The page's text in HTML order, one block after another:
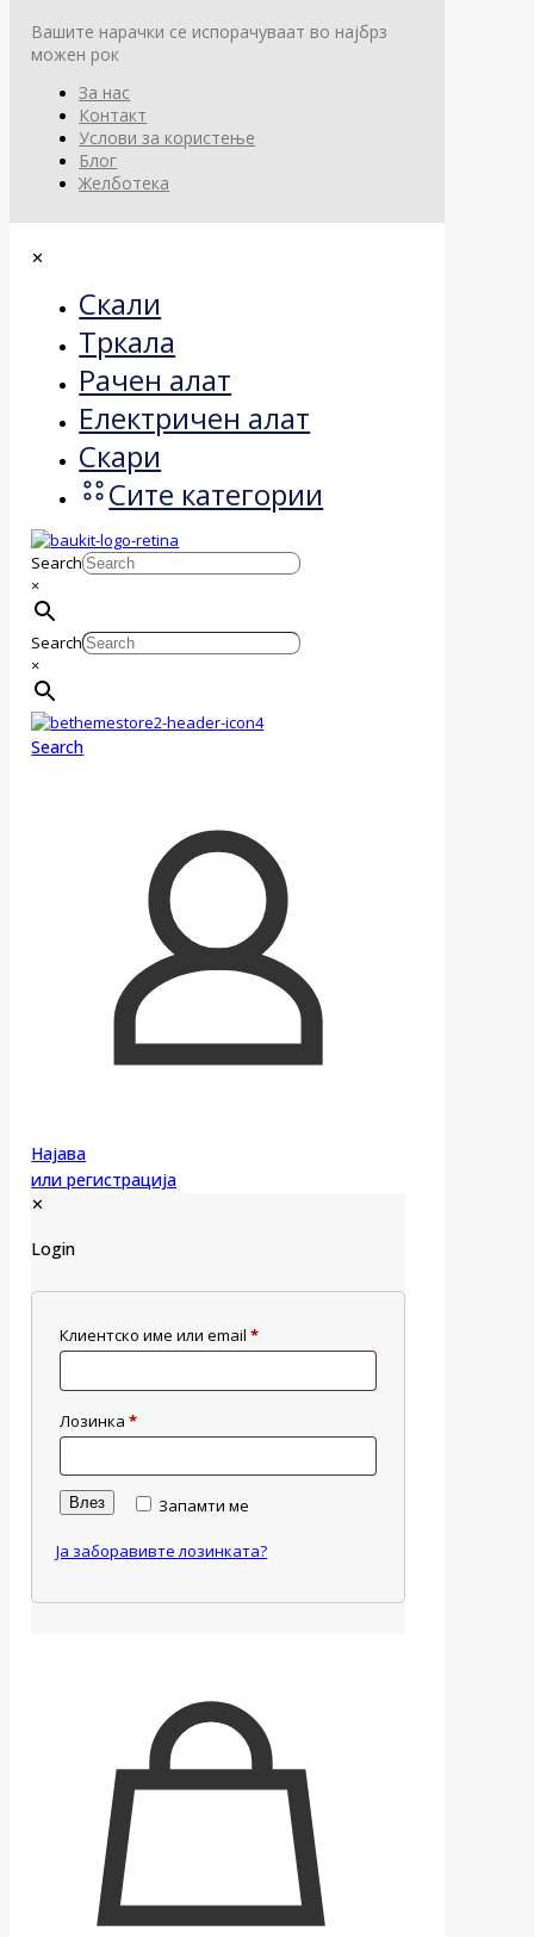
Вашите нарачки се испорачуваат во најбрз
можен рок
За нас
Контакт
Услови за користење
Блог
Желботека
✕
Скали
Тркала
Рачен алат
Електричен алат
Скари
Сите категории
Search
×
Search
×
Search
Најава
или регистрација
✕
Login
Клиентско име или email*
Лозинка*
Запамти ме
Влез
Ја заборавивте лозинката?